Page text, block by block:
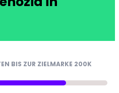
BIS ZUR ZIELMARKE 200K